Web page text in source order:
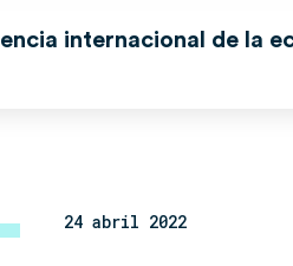
internacional de la
24 abril 2022